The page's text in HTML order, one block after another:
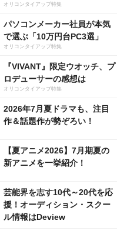
オリコンタイアップ特集
パソコンメーカー社員が本気
で選ぶ「10万円台PC3選」
オリコンタイアップ特集
『VIVANT』限定ウオッチ、プ
ロデューサーの感想は
オリコンタイアップ特集
2026年7月夏ドラマも、注目
作＆話題作が勢ぞろい！
【夏アニメ2026】7月期夏の
新アニメを一挙紹介！
芸能界を志す10代～20代を応
援！オーディション・スクー
ル情報はDeview